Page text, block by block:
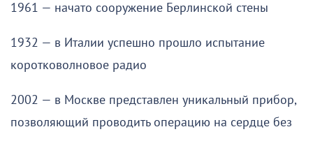
1961 — начато сооружение Берлинской стены
1932 — в Италии успешно прошло испытание
коротковолновое радио
2002 — в Москве представлен уникальный прибор,
позволяющий проводить операцию на сердце без